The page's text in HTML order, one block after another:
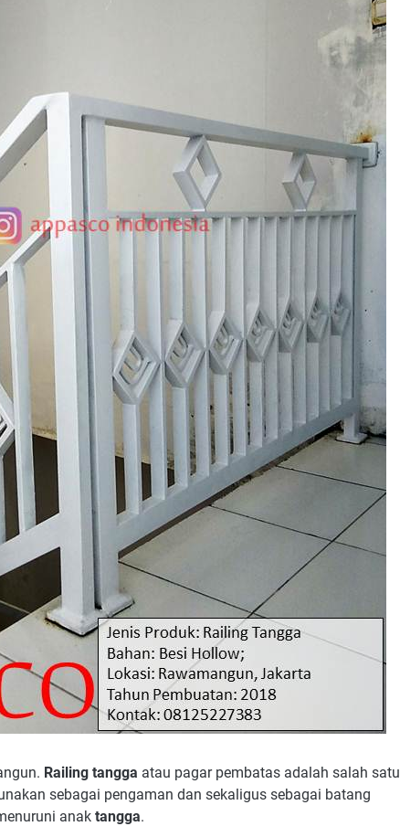
Railing tangga atau pagar pembatas adalah salah satu
sebagai pengaman dan sekaligus sebagai batang
anak tangga.